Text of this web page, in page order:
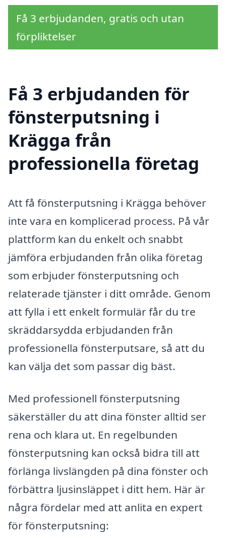
Få 3 erbjudanden, gratis och utan
förpliktelser
Få 3 erbjudanden för
fönsterputsning i
Krägga från
professionella företag
Att få fönsterputsning i Krägga behöver
inte vara en komplicerad process. På vår
plattform kan du enkelt och snabbt
jämföra erbjudanden från olika företag
som erbjuder fönsterputsning och
relaterade tjänster i ditt område. Genom
att fylla i ett enkelt formulär får du tre
skräddarsydda erbjudanden från
professionella fönsterputsare, så att du
kan välja det som passar dig bäst.
Med professionell fönsterputsning
säkerställer du att dina fönster alltid ser
rena och klara ut. En regelbunden
fönsterputsning kan också bidra till att
förlänga livslängden på dina fönster och
förbättra ljusinsläppet i ditt hem. Här är
några fördelar med att anlita en expert
för fönsterputsning: